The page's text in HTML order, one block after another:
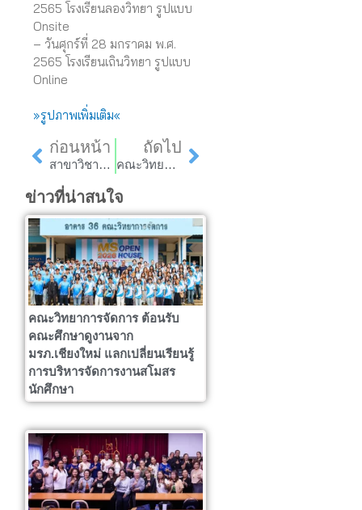
2565 โรงเรียนลองวิทยา รูปแบบ
Onsite
– วันศุกร์ที่ 28 มกราคม พ.ศ.
2565 โรงเรียนเถินวิทยา รูปแบบ
Online
»รูปภาพเพิ่มเติม«
Prev
ก่อนหน้า
สาขาวิชาคอมพิวเตอร์ธุรกิจ จัดอบรมโครงการยุวชนจิตอาสา สเปเชียลโอลิมปิคไทย “พัฒนาทักษะการเรียนรู้ด้วยการ์ตูนแอนิเมชั่น 2 มิติผ่านสื่อดิจิตอล (Learning Development with 2D Animation via Digital Multimedia)”
ถัดไป
คณะวิทยาการจัดการ เข้ารับการประเมิน จากคณะกรรมการติดตาม ตรวจสอบ และประเมินผลงานมหาวิทยาลัย
Next
ข่าวที่น่าสนใจ
คณะวิทยาการจัดการ ต้อนรับ
คณะศึกษาดูงานจาก
มรภ.เชียงใหม่ แลกเปลี่ยนเรียนรู้
การบริหารจัดการงานสโมสร
นักศึกษา